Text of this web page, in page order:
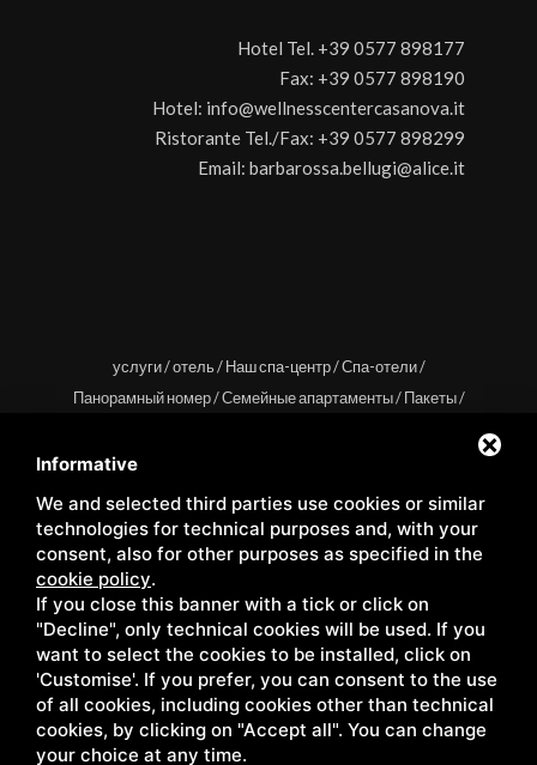
Informative
We and selected third parties use cookies or similar
technologies for technical purposes and, with your
consent, also for other purposes as specified in the
cookie policy.
If you close this banner with a tick or click on
"Decline", only technical cookies will be used. If you
want to select the cookies to be installed, click on
'Customise'. If you prefer, you can consent to the use
of all cookies, including cookies other than technical
cookies, by clicking on "Accept all". You can change
your choice at any time.
Hotel Tel. +39 0577 898177
Fax: +39 0577 898190
Hotel: info@wellnesscentercasanova.it
Ristorante Tel./Fax: +39 0577 898299
Email: barbarossa.bellugi@alice.it
услуги/отель/Наш спа-центр/Спа-отели/
Панорамный номер/Семейные апартаменты/Пакеты/
Copyright © Wellness Center Casanova s.r.l. | S.S. 146
Località Casanova 6/c | 53027 San Quirico D'Orcia (Siena) |
C.F. e P.IVA 01158980522